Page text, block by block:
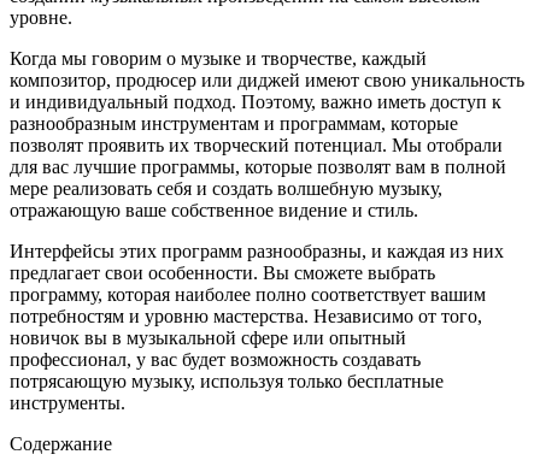
уровне.
Когда мы говорим о музыке и творчестве, каждый
композитор, продюсер или диджей имеют свою уникальность
и индивидуальный подход. Поэтому, важно иметь доступ к
разнообразным инструментам и программам, которые
позволят проявить их творческий потенциал. Мы отобрали
для вас лучшие программы, которые позволят вам в полной
мере реализовать себя и создать волшебную музыку,
отражающую ваше собственное видение и стиль.
Интерфейсы этих программ разнообразны, и каждая из них
предлагает свои особенности. Вы сможете выбрать
программу, которая наиболее полно соответствует вашим
потребностям и уровню мастерства. Независимо от того,
новичок вы в музыкальной сфере или опытный
профессионал, у вас будет возможность создавать
потрясающую музыку, используя только бесплатные
инструменты.
Содержание